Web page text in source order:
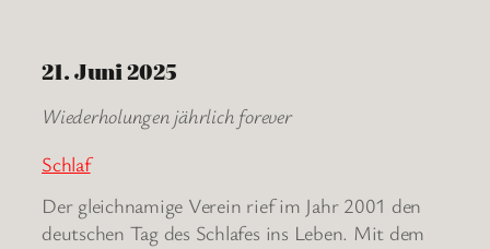
21. Juni 2025
Wiederholungen jährlich forever
Schlaf
Der gleichnamige Verein rief im Jahr 2001 den
deutschen Tag des Schlafes ins Leben. Mit dem